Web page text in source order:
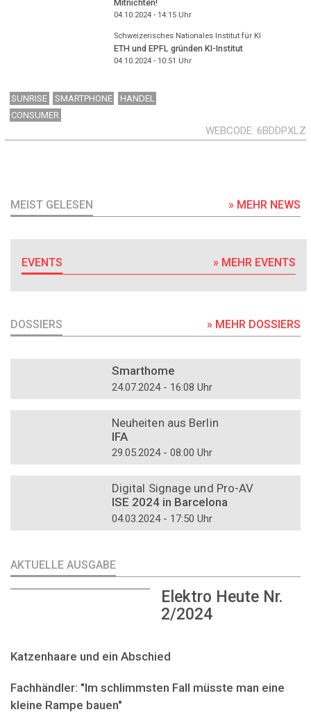
Mitnichten!
04.10.2024 - 14:15Uhr
Schweizerisches Nationales Institut für KI
ETH und EPFL gründen KI-Institut
04.10.2024 - 10:51 Uhr
SUNRISE SMARTPHONE
HANDEL
CONSUMER
WEBCODE 6BDDPXLZ
MEIST GELESEN » MEHR NEWS
EVENTS » MEHR EVENTS
DOSSIERS » MEHR DOSSIERS
Smarthome
24.07.2024 - 16:08 Uhr
Neuheiten aus Berlin
IFA
29.05.2024 - 08:00 Uhr
Digital Signage und Pro-AV
ISE 2024 in Barcelona
04.03.2024 - 17:50 Uhr
AKTUELLE AUSGABE
Elektro Heute Nr.
2/2024
Katzenhaare und ein Abschied
Fachhändler: "Im schlimmsten Fall müsste man eine
kleine Rampe bauen"